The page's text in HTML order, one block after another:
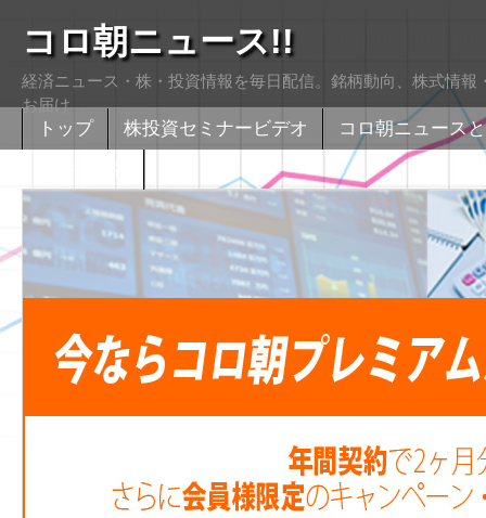
コロ朝ニュース!!
経済ニュース・株・投資情報を毎日配信。銘柄動向、株式情
お届け
トップ 株投資セミナービデオ
コロ朝ニュース